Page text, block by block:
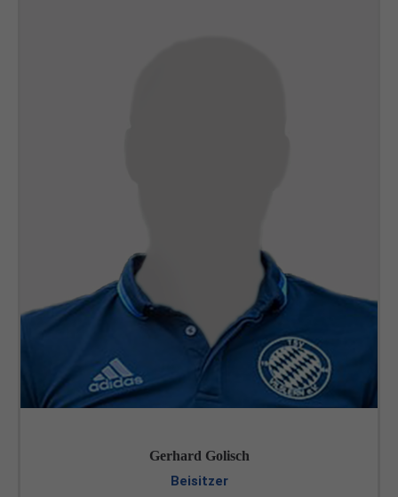
Gerhard Golisch
Beisitzer